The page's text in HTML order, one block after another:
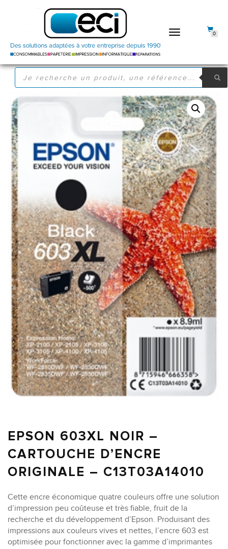
DÉPLIER
RECHERCHE
PRODUITS
0
EPSON 603XL NOIR –
CARTOUCHE D’ENCRE
ORIGINALE – C13T03A14010
Cette encre économique quatre couleurs offre une solution
d’impression peu coûteuse et très fiable, fruit de la
recherche et du développement d’Epson. Produisant des
impressions aux couleurs vives et nettes, l’encre 603 est
optimisée pour fonctionner avec la gamme d’imprimantes